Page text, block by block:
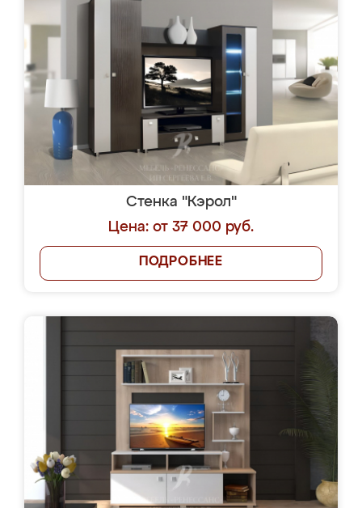
Стенка "Кэрол"
Цена: от 37 000 руб.
ПОДРОБНЕЕ